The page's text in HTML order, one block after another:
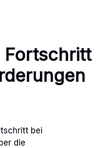
Fortschritt
bei
die